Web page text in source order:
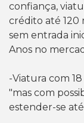
confiança,
crédito até 120
sem entrada
Anos no
-Viatura com
"mas com
estender-se